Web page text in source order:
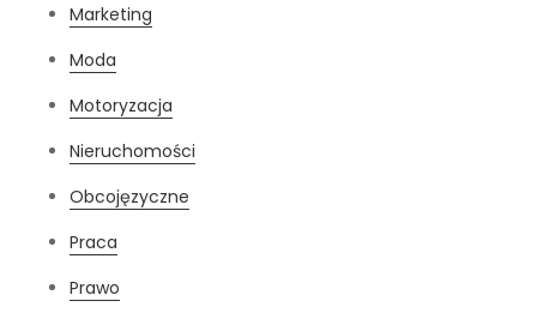
Marketing
Moda
Motoryzacja
Nieruchomości
Obcojęzyczne
Praca
Prawo